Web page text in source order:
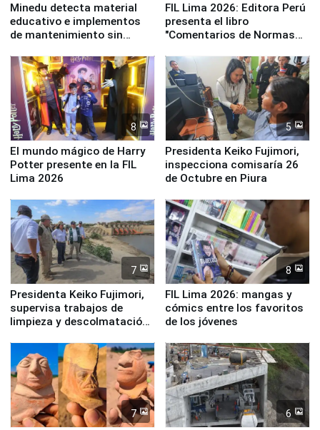
Minedu detecta material
educativo e implementos
de mantenimiento sin
la UGEL 2
FIL Lima 2026: Editora Perú
presenta el libro
"Comentarios de Normas
Derecho Colectivo"
8
El mundo mágico de Harry
Potter presente en la FIL
Lima 2026
5
Presidenta Keiko Fujimori,
inspecciona comisaría 26
de Octubre en Piura
7
Presidenta Keiko Fujimori,
supervisa trabajos de
limpieza y descolmatación
8
FIL Lima 2026: mangas y
cómics entre los favoritos
de los jóvenes
7 6